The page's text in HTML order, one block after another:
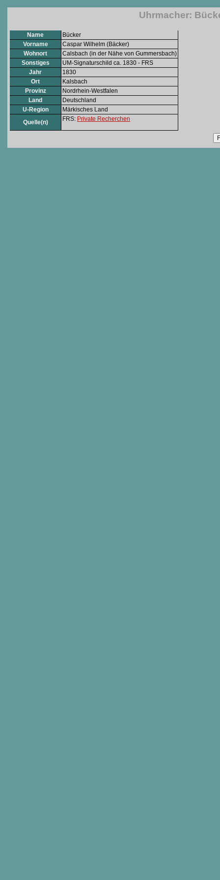
Uhrmacher:
Name
Bücker
Vorname
Caspar Wilhelm (Bäcker)
Wohnort
Calsbach (in der Nähe von Gummersbach)
Sonstiges
UM-Signaturschild ca. 1830 - FRS
Jahr
1830
Ort
Kalsbach
Provinz
Nordrhein-Westfalen
Land
Deutschland
U-Region
Märkisches Land
Quelle(n)
FRS: Private Recherchen